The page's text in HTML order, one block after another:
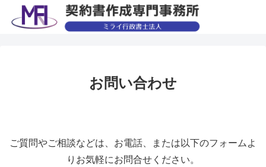
お問い合わせ
ご質問やご相談などは、お電話、または以下のフォームよ
りお気軽にお問合せください。